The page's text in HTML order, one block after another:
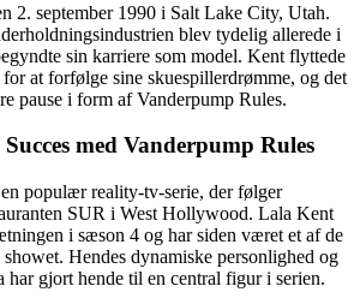
2. september 1990 i Salt Lake City, Utah.
blev tydelig allerede i
sin karriere som model. Kent flyttede
at forfølge sine skuespillerdrømme, og det
pause i form af Vanderpump Rules.
med Vanderpump Rules
populær reality-tv-serie, der følger
SUR i West Hollywood. Lala Kent
i sæson 4 og har siden været et af de
Hendes dynamiske personlighed og
har gjort hende til en central figur i serien.